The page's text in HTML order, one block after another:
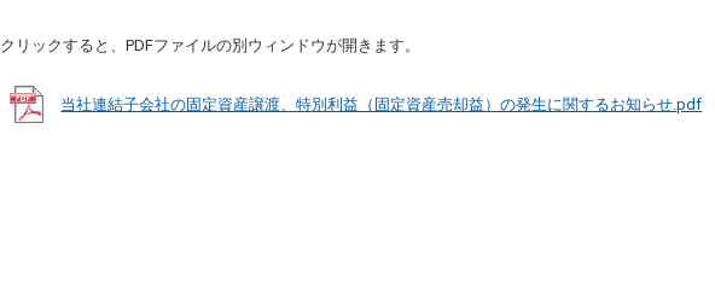
クリックすると、PDFファイルの別ウィンドウが開きます。
当社連結子会社の固定資産譲渡、特別利益（固定資産売却益）の発生に関するお知らせ.pdf